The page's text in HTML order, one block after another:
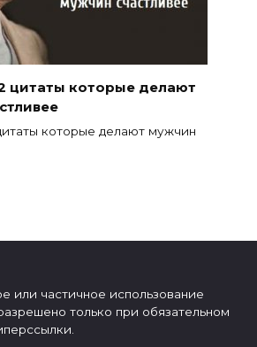
цитаты которые делают
которые делают мужчин
или частичное использование
только при обязательном